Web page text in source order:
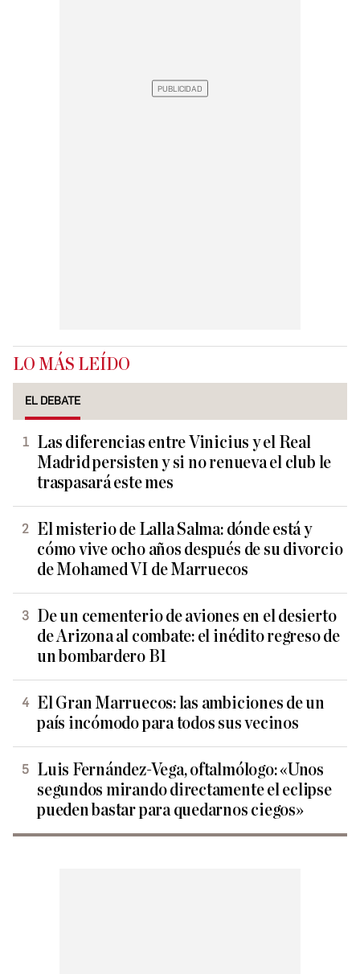
LO MÁS LEÍDO
EL DEBATE
Las diferencias entre Vinicius y el Real
Madrid persisten y si no renueva el club le
traspasará este mes
El misterio de Lalla Salma: dónde está y
cómo vive ocho años después de su divorcio
de Mohamed VI de Marruecos
De un cementerio de aviones en el desierto
de Arizona al combate: el inédito regreso de
un bombardero B1
El Gran Marruecos: las ambiciones de un
país incómodo para todos sus vecinos
Luis Fernández-Vega, oftalmólogo: «Unos
segundos mirando directamente el eclipse
pueden bastar para quedarnos ciegos»